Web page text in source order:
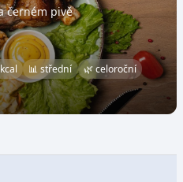
černém pivě
📊 střední
🌿 celoroční